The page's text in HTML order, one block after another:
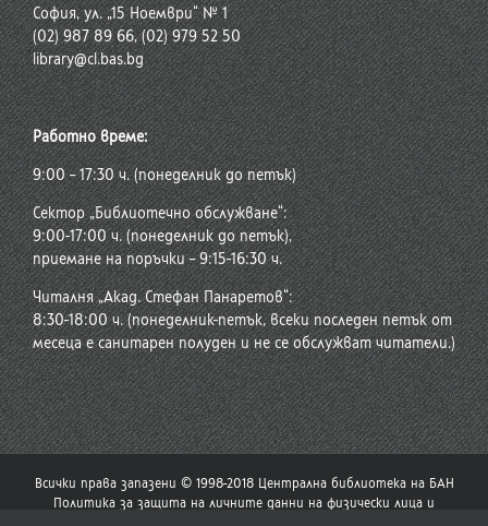
София, ул. „15 Ноември“ № 1
(02) 987 89 66, (02) 979 52 50
library@cl.bas.bg
Работно време:
9:00 – 17:30 ч. (понеделник до петък)
Сектор „Библиотечно обслужване“:
9:00-17:00 ч. (понеделник до петък),
приемане на поръчки – 9:15-16:30 ч.
Читалня „Акад. Стефан Панаретов“:
8:30-18:00 ч. (понеделник-петък, всеки последен петък от
месеца е санитарен полуден и не се обслужват читатели.)
Всички права запазени © 1998-2018 Централна библиотека на БАН
Политика за защита на личните данни на физически лица и